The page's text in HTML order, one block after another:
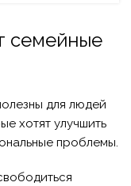
семейные
для людей
хотят улучшить
проблемы.